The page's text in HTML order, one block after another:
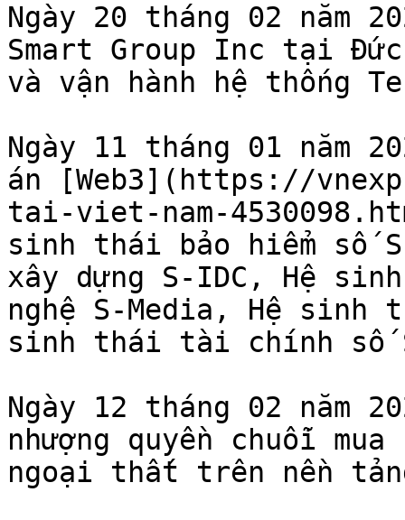
Ngày 20 tháng 02 năm
Smart Group Inc tại
và vận hành hệ thống
Ngày 11 tháng 01 năm
án [Web3](https://
tai-viet-nam-
sinh thái bảo hiểm số
xây dựng S-IDC, Hệ
nghệ S-Media, Hệ sinh
sinh thái tài chính số
Ngày 12 tháng 02 năm
nhượng quyền chuỗi
ngoại thất trên nền